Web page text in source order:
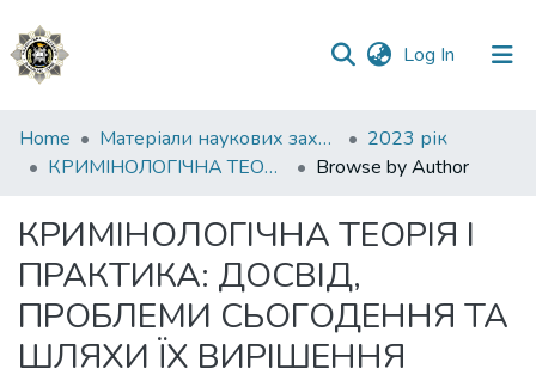
Log In (current)
Communities
&
All of DSpace
Home Матеріали наукових заходів
2023 рік
КРИМІНОЛОГІЧНА ТЕОРІЯ І ПРАКТИКА: ДОСВІД, ПРОБЛЕМИ СЬОГОДЕННЯ ТА ШЛЯХИ ЇХ ВИРІШЕННЯ
Browse by Author
КРИМІНОЛОГІЧНА ТЕОРІЯ І
ПРАКТИКА: ДОСВІД,
ПРОБЛЕМИ СЬОГОДЕННЯ ТА
ШЛЯХИ ЇХ ВИРІШЕННЯ